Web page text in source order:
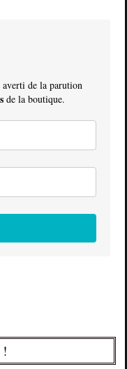
de la parution
de la boutique.
!